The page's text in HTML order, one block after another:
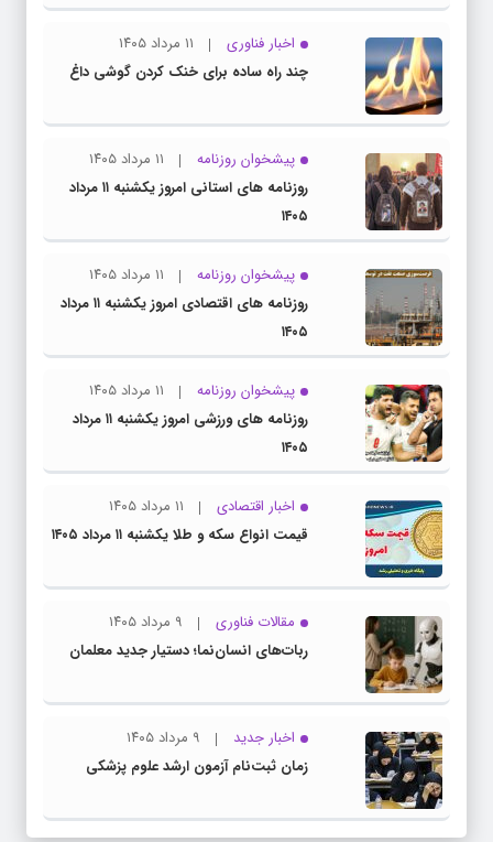
اخبار فناوری
۱۱ مرداد ۱۴۰۵
چند راه‌ ساده برای خنک کردن گوشی داغ
پیشخوان روزنامه
۱۱ مرداد ۱۴۰۵
روزنامه های استانی امروز یکشنبه ۱۱ مرداد
۱۴۰۵
پیشخوان روزنامه
۱۱ مرداد ۱۴۰۵
روزنامه های اقتصادی امروز یکشنبه ۱۱ مرداد
۱۴۰۵
پیشخوان روزنامه
۱۱ مرداد ۱۴۰۵
روزنامه های ورزشی امروز یکشنبه ۱۱ مرداد
۱۴۰۵
اخبار اقتصادی
۱۱ مرداد ۱۴۰۵
قیمت انواع سکه و طلا یکشنبه ۱۱ مرداد ۱۴۰۵
مقالات فناوری
۹ مرداد ۱۴۰۵
ربات‌های انسان‌نما؛ دستیار جدید معلمان
اخبار جدید
۹ مرداد ۱۴۰۵
زمان ثبت‌نام آزمون ارشد علوم پزشکی